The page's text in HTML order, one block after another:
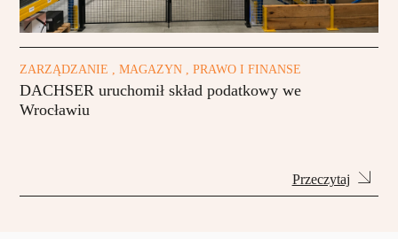
ZARZĄDZANIE , MAGAZYN , PRAWO I FINANSE
DACHSER uruchomił skład podatkowy we
Wrocławiu
Przeczytaj